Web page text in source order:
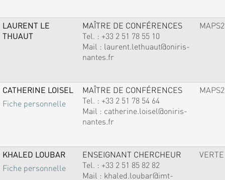
LAURENT LE
THUAUT
MAÎTRE DE CONFÉRENCES
Tel. : +33 2 51 78 55 10
Mail : laurent.lethuaut@oniris-
nantes.fr
MAPS2
CATHERINE LOISEL
Fiche personnelle
MAÎTRE DE CONFÉRENCES
Tel. : +33 2 51 78 54 64
Mail : catherine.loisel@oniris-
nantes.fr
MAPS2
KHALED LOUBAR
Fiche personnelle
ENSEIGNANT CHERCHEUR
Tel. : +33 2 51 85 82 82
Mail : khaled.loubar@imt-
VERTE